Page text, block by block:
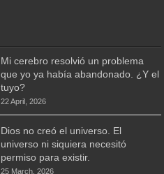
Mi cerebro resolvió un problema
que yo ya había abandonado. ¿Y el
tuyo?
22 April, 2026
Dios no creó el universo. El
universo ni siquiera necesitó
permiso para existir.
25 March, 2026